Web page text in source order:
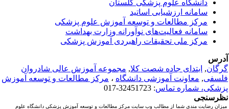
دانشگاه علوم پزشکی گلستان
سامانه ارزشیابی اساتید
مرکز مطالعات و توسعه آموزش علوم پزشکی
سامانه فعالیت‌های نوآورانه وزارت بهداشت
مرکز ملی تحقیقات راهبردی آموزش پزشکی
,ابتدای جاده شصت کلا,مجموعه آموزش عالی شادروان
, معاونت آموزشی دانشگاه، مرکز مطالعات و توسعه آموزش
شماره تماس: 32451723-017
رضایت مندی شما از مطالب وب سایت مرکز مطالعات و توسعه آموزش پزشکی دانشگاه علوم